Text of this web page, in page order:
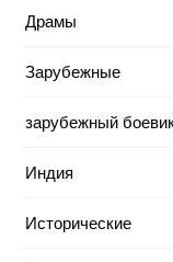
Драмы
Зарубежные
зарубежный
Индия
Исторические